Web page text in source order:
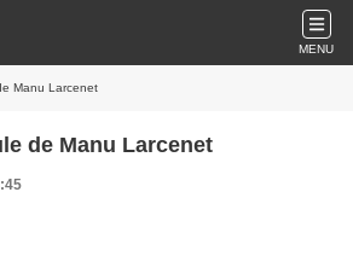
MENU
Manu Larcenet
de Manu Larcenet